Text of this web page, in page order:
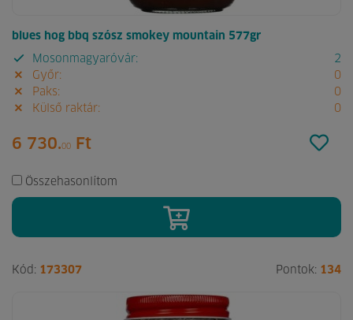
blues hog bbq szósz smokey mountain 577gr
Mosonmagyaróvár:
2
Győr:
0
Paks:
0
Külső raktár:
0
6 730.00 Ft
Összehasonlítom
Kód: 173307 Pontok: 134